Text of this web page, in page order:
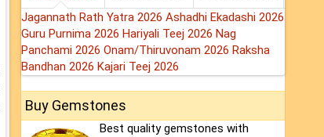
Jagannath Rath Yatra 2026 Ashadhi Ekadashi 2026
Guru Purnima 2026 Hariyali Teej 2026 Nag
Panchami 2026 Onam/Thiruvonam 2026 Raksha
Bandhan 2026 Kajari Teej 2026
Buy Gemstones
Best quality gemstones with